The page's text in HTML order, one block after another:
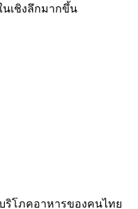
นเชิงลึกมากขึ้น
ริโภคอาหารของคนไทย